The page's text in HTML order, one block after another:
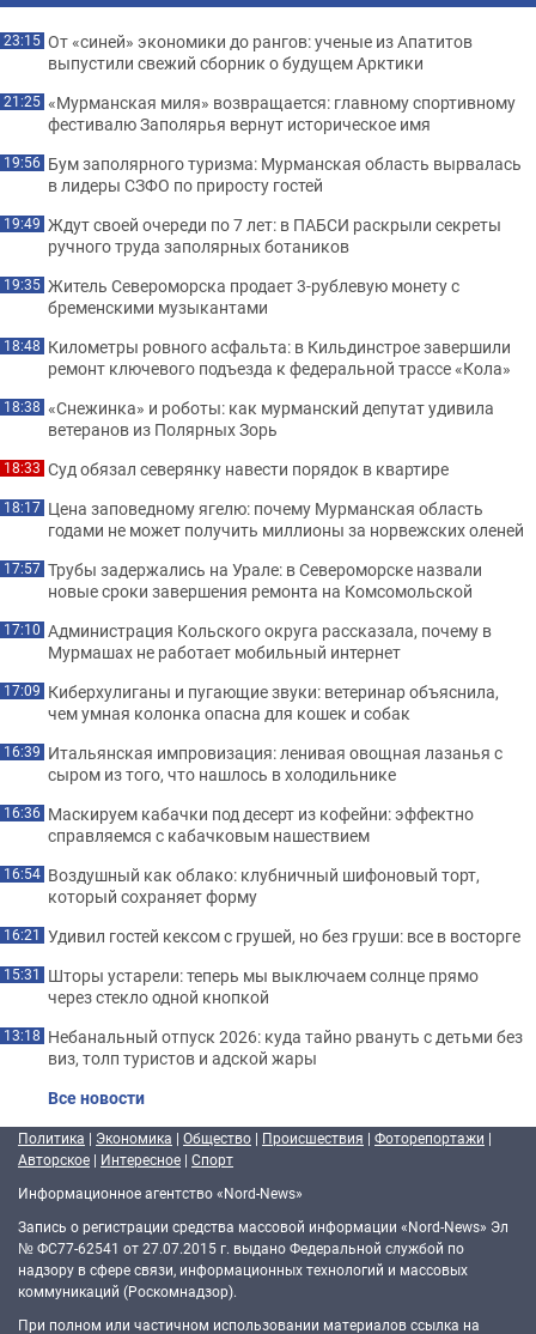
23:15 От «синей» экономики до рангов: ученые из Апатитов
выпустили свежий сборник о будущем Арктики
21:25 «Мурманская миля» возвращается: главному спортивному
фестивалю Заполярья вернут историческое имя
19:56 Бум заполярного туризма: Мурманская область вырвалась
в лидеры СЗФО по приросту гостей
19:49 Ждут своей очереди по 7 лет: в ПАБСИ раскрыли секреты
ручного труда заполярных ботаников
19:35 Житель Североморска продает 3-рублевую монету с
бременскими музыкантами
18:48 Километры ровного асфальта: в Кильдинстрое завершили
ремонт ключевого подъезда к федеральной трассе «Кола»
18:38 «Снежинка» и роботы: как мурманский депутат удивила
ветеранов из Полярных Зорь
18:33 Суд обязал северянку навести порядок в квартире
18:17 Цена заповедному ягелю: почему Мурманская область
годами не может получить миллионы за норвежских оленей
17:57 Трубы задержались на Урале: в Североморске назвали
новые сроки завершения ремонта на Комсомольской
17:10 Администрация Кольского округа рассказала, почему в
Мурмашах не работает мобильный интернет
17:09 Киберхулиганы и пугающие звуки: ветеринар объяснила,
чем умная колонка опасна для кошек и собак
16:39 Итальянская импровизация: ленивая овощная лазанья с
сыром из того, что нашлось в холодильнике
16:36 Маскируем кабачки под десерт из кофейни: эффектно
справляемся с кабачковым нашествием
16:54 Воздушный как облако: клубничный шифоновый торт,
который сохраняет форму
16:21 Удивил гостей кексом с грушей, но без груши: все в восторге
15:31 Шторы устарели: теперь мы выключаем солнце прямо
через стекло одной кнопкой
13:18 Небанальный отпуск 2026: куда тайно рвануть с детьми без
виз, толп туристов и адской жары
Все новости
Политика | Экономика | Общество | Происшествия | Фоторепортажи |
Авторское | Интересное | Спорт
Информационное агентство «Nord-News»
Запись о регистрации средства массовой информации «Nord-News» Эл
№ ФС77-62541 от 27.07.2015 г. выдано Федеральной службой по
надзору в сфере связи, информационных технологий и массовых
коммуникаций (Роскомнадзор).
При полном или частичном использовании материалов ссылка на